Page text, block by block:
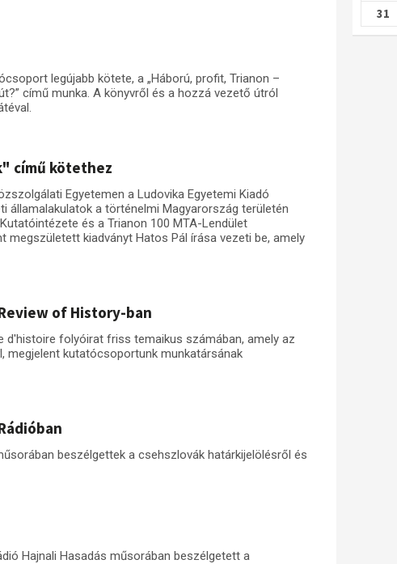
legújabb kötete, a „Háború, profit, Trianon –
című munka. A könyvről és a hozzá vezető útról
című kötethez
Egyetemen a Ludovika Egyetemi Kiadó
államalakulatok a történelmi Magyarország területén
és a Trianon 100 MTA-Lendület
kiadványt Hatos Pál írása vezeti be, amely
of History-ban
d'histoire folyóirat friss temaikus számában, amely az
megjelent kutatócsoportunk munkatársának
beszélgettek a csehszlovák határkijelölésről és
Hajnali Hasadás műsorában beszélgetett a
31